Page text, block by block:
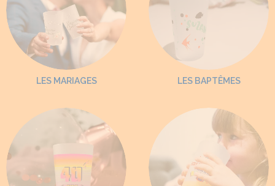
LES MARIAGES LES BAPTÊMES